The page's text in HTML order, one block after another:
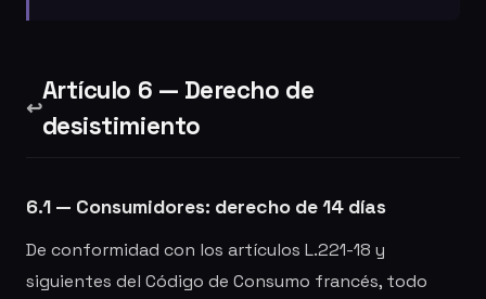
↩️
Artículo 6 — Derecho de
desistimiento
6.1 — Consumidores: derecho de 14 días
De conformidad con los artículos L.221-18 y
siguientes del Código de Consumo francés, todo